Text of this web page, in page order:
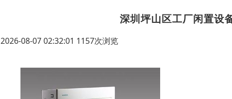
深圳坪山区工厂闲置设
2026-08-07 02:32:01 1157次浏览